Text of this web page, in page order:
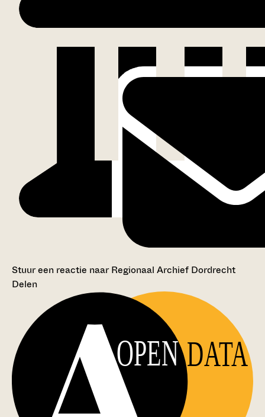
Stuur een reactie naar Regionaal Archief Dordrecht
Delen
OPEN DATA